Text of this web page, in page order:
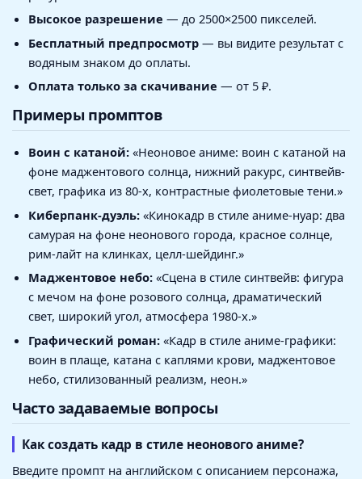
Высокое разрешение — до 2500×2500 пикселей.
Бесплатный предпросмотр— вы видите результат с
водяным знаком до оплаты.
Оплата только за скачивание — от 5 ₽.
Примеры промптов
Воин с катаной:«Неоновое аниме: воин с катаной на
фоне маджентового солнца, нижний ракурс, синтвейв-
свет, графика из 80-х, контрастные фиолетовые тени.»
Киберпанк-дуэль:«Кинокадр в стиле аниме-нуар: два
самурая на фоне неонового города, красное солнце,
рим-лайт на клинках, целл-шейдинг.»
Маджентовое небо:«Сцена в стиле синтвейв: фигура
с мечом на фоне розового солнца, драматический
свет, широкий угол, атмосфера 1980-х.»
Графический роман:«Кадр в стиле аниме-графики:
воин в плаще, катана с каплями крови, маджентовое
небо, стилизованный реализм, неон.»
Часто задаваемые вопросы
Как создать кадр в стиле неонового аниме?
Введите промпт на английском с описанием персонажа,